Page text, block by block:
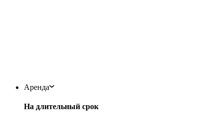
Аренда
На длительный срок